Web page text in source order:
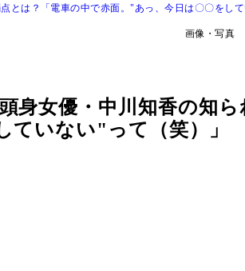
とは？「電車の中で赤面。"あっ、今日は〇〇をして
画像・写真
身女優・中川知香の知
ていない"って（笑）」